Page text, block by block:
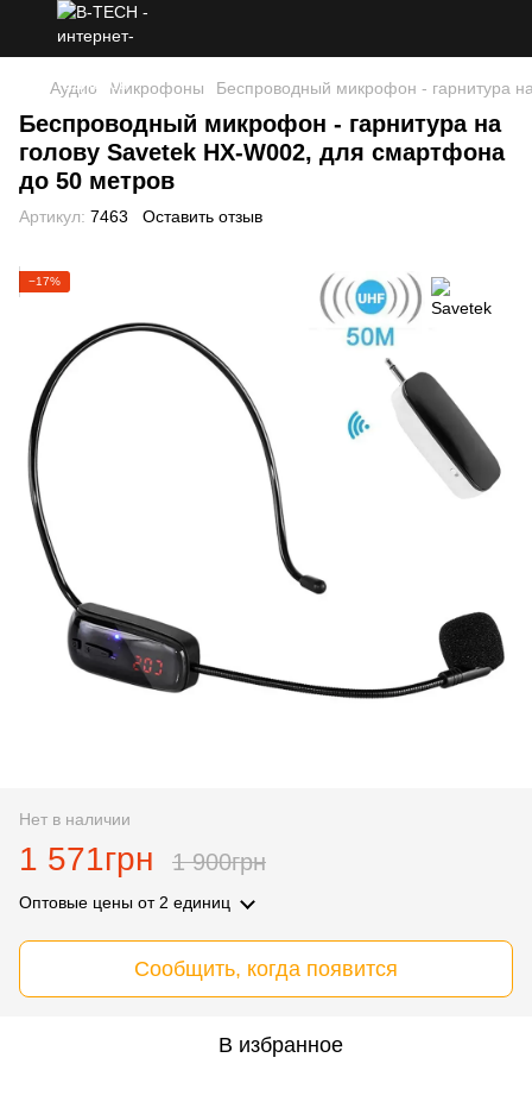
Аудио Микрофоны Беспроводный микрофон - гарнитура
Беспроводный микрофон - гарнитура на
голову Savetek HX-W002, для смартфона
до 50 метров
Артикул: 7463 Оставить отзыв
−17%
Нет в наличии
1 571грн 1 900грн
Оптовые цены от 2 единиц
Сообщить, когда появится
В избранное